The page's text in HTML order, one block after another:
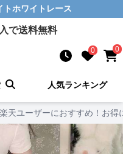
トホワイトレース
で送料無料
0 0
人気ランキング
楽天ユーザーにおすすめ！お